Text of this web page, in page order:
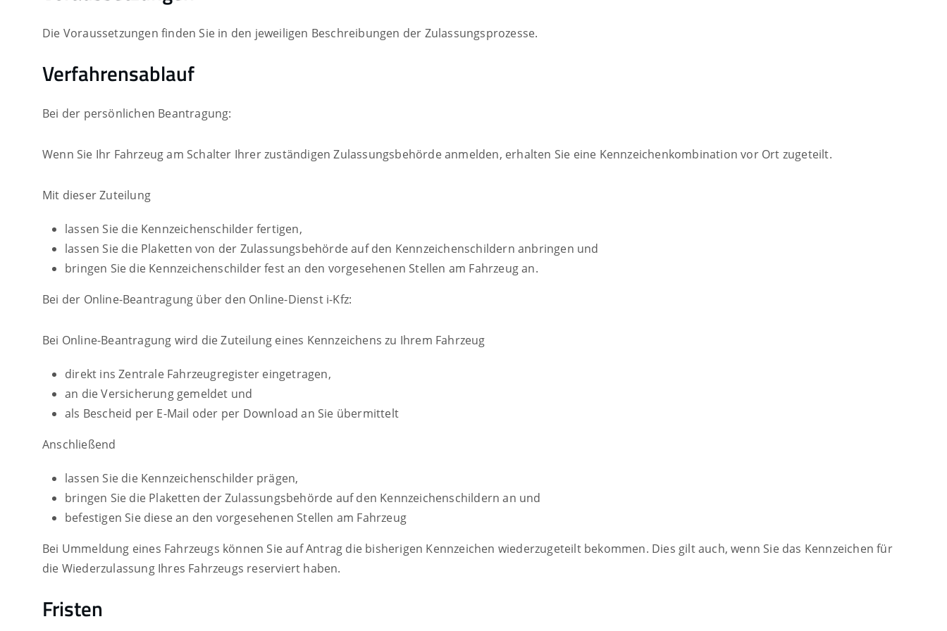
Die Voraussetzungen finden Sie in den jeweiligen Beschreibungen der Zulassungsprozesse.
Verfahrensablauf
Bei der persönlichen Beantragung:
Wenn Sie Ihr Fahrzeug am Schalter Ihrer zuständigen Zulassungsbehörde anmelden, erhalten Sie eine Kennzeichenkombination vor Ort zugeteilt.
Mit dieser Zuteilung
lassen Sie die Kennzeichenschilder fertigen,
lassen Sie die Plaketten von der Zulassungsbehörde auf den Kennzeichenschildern anbringen und
bringen Sie die Kennzeichenschilder fest an den vorgesehenen Stellen am Fahrzeug an.
Bei der Online-Beantragung über den Online-Dienst i-Kfz:
Bei Online-Beantragung wird die Zuteilung eines Kennzeichens zu Ihrem Fahrzeug
direkt ins Zentrale Fahrzeugregister eingetragen,
an die Versicherung gemeldet und
als Bescheid per E-Mail oder per Download an Sie übermittelt
Anschließend
lassen Sie die Kennzeichenschilder prägen,
bringen Sie die Plaketten der Zulassungsbehörde auf den Kennzeichenschildern an und
befestigen Sie diese an den vorgesehenen Stellen am Fahrzeug
Bei Ummeldung eines Fahrzeugs können Sie auf Antrag die bisherigen Kennzeichen wiederzugeteilt bekommen. Dies gilt auch, wenn Sie das Kennzeichen für
die Wiederzulassung Ihres Fahrzeugs reserviert haben.
Fristen